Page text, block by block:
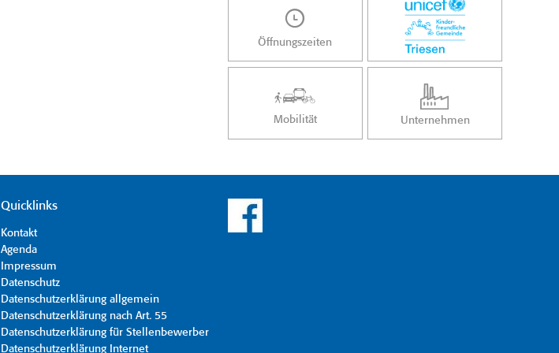
Öffnungszeiten
Mobilität Unternehmen
Quicklinks
Kontakt
Agenda
Impressum
Datenschutz
Datenschutzerklärung allgemein
Datenschutzerklärung nach Art. 55
Datenschutzerklärung für Stellenbewerber
Datenschutzerklärung Internet